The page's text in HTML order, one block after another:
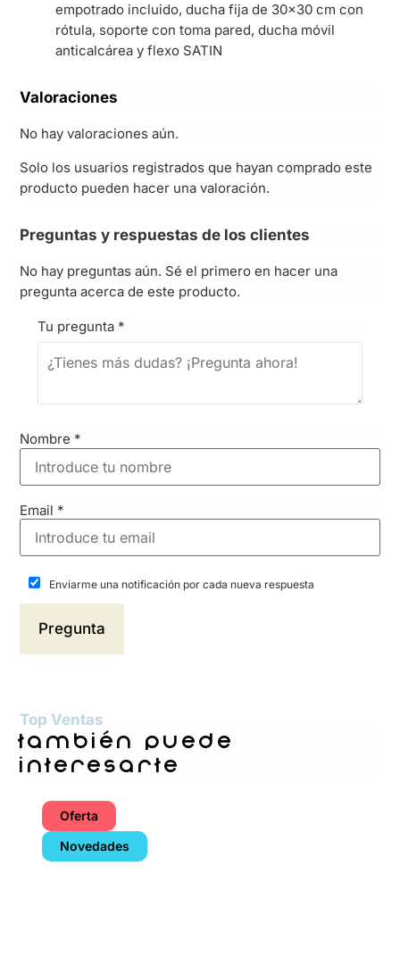
empotrado incluido, ducha fija de 30×30 cm con
rótula, soporte con toma pared, ducha móvil
anticalcárea y flexo SATIN
Valoraciones
No hay valoraciones aún.
Solo los usuarios registrados que hayan comprado este
producto pueden hacer una valoración.
Preguntas y respuestas de los clientes
No hay preguntas aún. Sé el primero en hacer una
pregunta acerca de este producto.
Tu pregunta *
Nombre *
Email *
Enviarme una notificación por cada nueva respuesta
Top Ventas
también puede
interesarte
Oferta
Novedades